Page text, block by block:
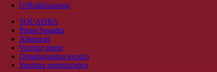
Ufficializzazioni
SQUADRA
Prima Squadra
Allenatori
Vecchie glorie
Organigramma tecnico
Struttura organizzativa